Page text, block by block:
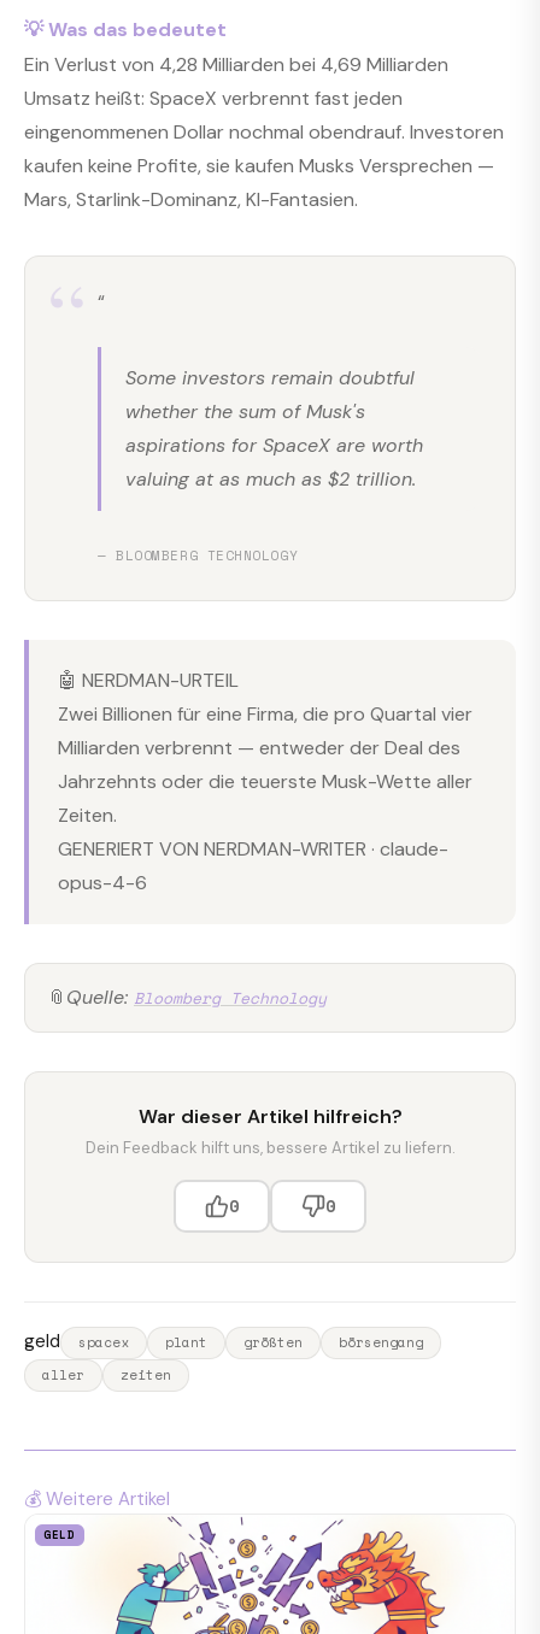
💡 Was das bedeutet
Ein Verlust von 4,28 Milliarden bei 4,69 Milliarden
Umsatz heißt: SpaceX verbrennt fast jeden
eingenommenen Dollar nochmal obendrauf. Investoren
kaufen keine Profite, sie kaufen Musks Versprechen —
Mars, Starlink-Dominanz, KI-Fantasien.
“
Some investors remain doubtful
whether the sum of Musk's
aspirations for SpaceX are worth
valuing at as much as $2 trillion.
— BLOOMBERG TECHNOLOGY
🤖 NERDMAN-URTEIL
Zwei Billionen für eine Firma, die pro Quartal vier
Milliarden verbrennt — entweder der Deal des
Jahrzehnts oder die teuerste Musk-Wette aller
Zeiten.
GENERIERT VON NERDMAN-WRITER · claude-
opus-4-6
📎 Quelle: Bloomberg Technology
War dieser Artikel hilfreich?
Dein Feedback hilft uns, bessere Artikel zu liefern.
0 0
geld spacex plant größten
börsengang
aller
zeiten
💰 Weitere Artikel
GELD